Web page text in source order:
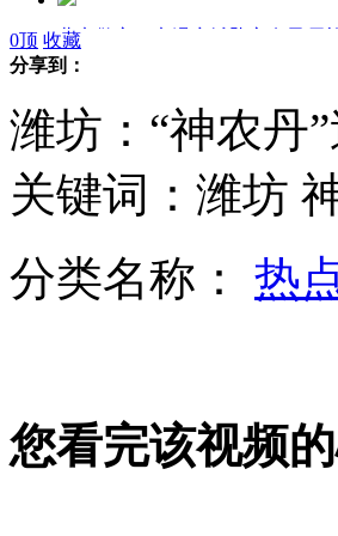
北京警方：京温商城坠亡女子尸
潍坊“神农丹”追踪：毒姜地翻种
4月CPI同比上涨2.4% 肉禽类价格
0顶 收藏
分享到：
潍坊：“神农丹
关键词：潍坊
分类名称： 热
您看完该视频